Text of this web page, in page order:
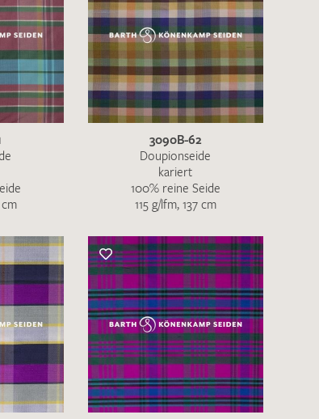
funktionstüchtig. Bitte
seiden.de.
cm
3090B-62
Doupionseide
kariert
100% reine Seide
115 g/lfm, 137 cm